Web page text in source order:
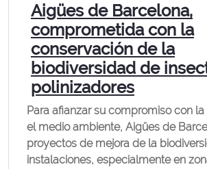
Aigües de Barcelona,
comprometida con la
conservación de la
biodiversidad de
polinizadores
Para afianzar su compromiso con
el medio ambiente, Aigües de
proyectos de mejora de la
instalaciones, especialmente en